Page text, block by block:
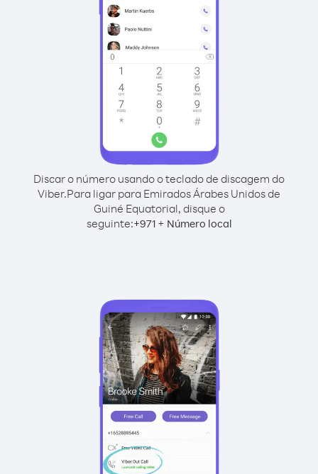
Discar o número usando o teclado de discagem do
Viber.Para ligar para Emirados Árabes Unidos de
Guiné Equatorial, disque o
seguinte:+971+ Número local